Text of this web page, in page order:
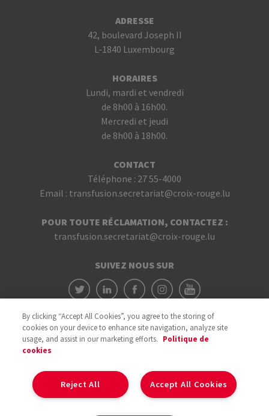
ADRESSE
42, boulevard Joseph II
L-1840 Luxembourg
HORAIRES
Lundi, mardi et vendredi
de 8h00 à 16h00.
Mercredi et jeudi
de 8h00 à 18h00.
CONTACT
Téléphone : 27 55-4000
Email : transfusion.secretariat@croix-rouge.lu
POUR TOUTE RÉCLAMATION, CONTACTEZ :
transfusion.secretariat@croix-rouge.lu
SUIVEZ NOUS SUR
By clicking “Accept All Cookies”, you agree to the storing of
cookies on your device to enhance site navigation, analyze site
usage, and assist in our marketing efforts. Politique de
cookies
Accept All Cookies
Reject All